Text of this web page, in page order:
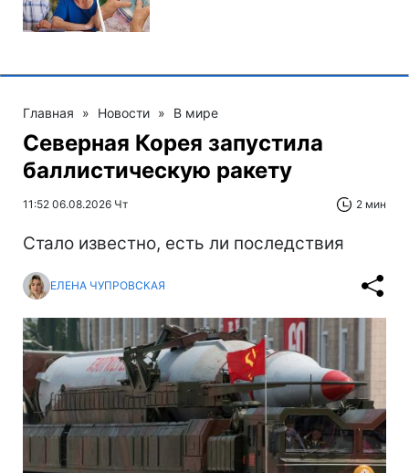
Главная » Новости » В мире
Северная Корея запустила
баллистическую ракету
11:52 06.08.2026 Чт 2 мин
Стало известно, есть ли последствия
ЕЛЕНА ЧУПРОВСКАЯ